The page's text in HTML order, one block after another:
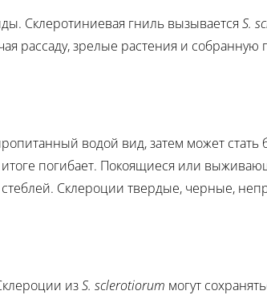
Склеротиниевая гниль вызывается S.
рассаду, зрелые растения и собранную
водой вид, затем может
погибает. Покоящиеся или
стеблей. Склероции твердые, черные,
изS. sclerotiorum могут